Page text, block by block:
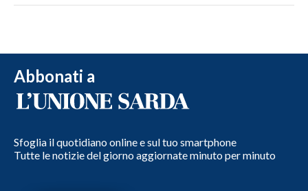
Abbonati a
Sfoglia il quotidiano online e sul tuo smartphone
Tutte le notizie del giorno aggiornate minuto per minuto